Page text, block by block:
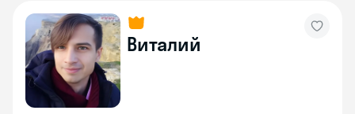
Виталий